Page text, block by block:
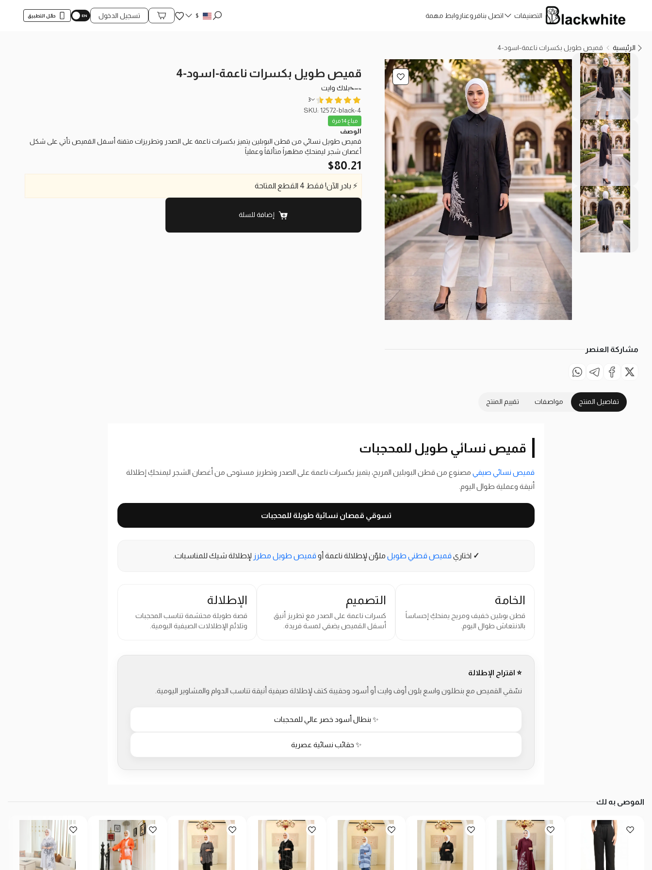
التصنيفات اتصل بنافروعناروابط مهمة $ المفضلة
محتويات السلة
تسجيل الدخول حمّل التطبيق
الرئيسية قميص طويل بكسرات ناعمة-اسود-4
مشاركة العنصر
قميص طويل بكسرات ناعمة-اسود-4
بلاك وايت
3
SKU: 12572-black-4
مباع 14 مرة
الوصف
قميص طويل نسائي من قطن البوبلين يتميز بكسرات ناعمة على الصدر وتطريزات متقنة أسفل القميص تأتي على شكل
أغصان شجر ليمنحكِ مظهراً متألقاً وعملياً
80.21
$
⚡ بادر الآن! فقط 4 القطع المتاحة
إضافة للسلة
تفاصيل المنتج مواصفات تقييم المنتج
قميص نسائي طويل للمحجبات
قميص نسائي صيفي مصنوع من قطن البوبلين المريح، يتميز بكسرات ناعمة على الصدر وتطريز مستوحى من أغصان الشجر ليمنحكِ إطلالة
أنيقة وعملية طوال اليوم.
تسوقي قمصان نسائية طويلة للمحجبات
✓ اختاري قميص قطني طويل ملوّن لإطلالة ناعمة أو قميص طويل مطرز لإطلالة شيك للمناسبات.
الخامة
قطن بوبلين خفيف ومريح يمنحكِ إحساساً
بالانتعاش طوال اليوم.
التصميم
كسرات ناعمة على الصدر مع تطريز أنيق
أسفل القميص يضفي لمسة فريدة.
الإطلالة
قصة طويلة محتشمة تناسب المحجبات
وتلائم الإطلالات الصيفية اليومية.
⭐ اقتراح الإطلالة
نسّقي القميص مع بنطلون واسع بلون أوف وايت أو أسود وحقيبة كتف لإطلالة صيفية أنيقة تناسب الدوام والمشاوير اليومية.
✨ بنطال أسود خصر عالي للمحجبات
✨ حقائب نسائية عصرية
الموصى به لك